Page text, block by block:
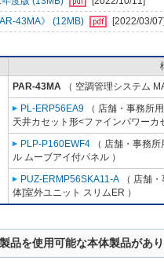
43MA》 (12MB)
[2022/03/07]
PAR-43MA （ 空調管理システム
PL-ERP56EA9 （ 店舗・事務所
天井カセット形<ファインパワーカ
PLP-P160EWF4 （ 店舗・事務
ル ムーブアイ付パネル ）
PUZ-ERMP56SKA11-A （ 店舗
体]室外ユニット スリムER ）
品を使用可能な本体製品があり